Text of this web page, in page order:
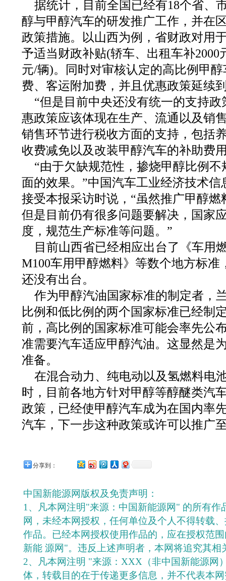
据统计，目前全国已经有18个省、
醇与甲醇汽车的研发推广工作，并在
政策措施。以山西为例，省财政对用
予适当财政补贴(轿车、出租车补2000
元/辆)。同时对审核认定的高比例甲
费、客运附加费，并且优惠政策延续
“但是目前中央还没有统一的支持政
惠政策应该体现在生产、流通以及销
销售环节进行税收方面的支持，包括
收费减免以及改装甲醇汽车的补助费
“由于欠缺规范性，掺烧甲醇比例
面的效果。”中国汽车工业经济技术
接受本报采访时说，“虽然推广甲醇
但是目前仍有很多问题要解决，国家
度，规范生产标准等问题。”
目前山西省已经相应出台了《车用
M100车用甲醇燃料》等数个地方标准
还没有出台。
作为甲醇汽油国家标准的制定者，
比例和低比例的两个国家标准已经制
前，高比例的国家标准可能会率先公
准需要汽车适应甲醇汽油。这显然是
准备。
在混合动力、纯电动以及氢燃料电
时，目前各地方针对甲醇等醇醚类汽
政策，已经使甲醇汽车成为在国内率
汽车，下一步这种政策或许可以推广
分享到：
中国新能源网版权及免责声明：
1、凡本网注明"来源：中国新能源网" 的所有作
网，未经本网授权，任何单位及个人不得转载
作品。已经本网授权使用作品的，应在授权范
新能 源网"。违反上述声明者，本网将追究其相
2、凡本网注明 "来源：XXX（非中国新能源网
体，转载目的在于传递更多信息，并不代表本